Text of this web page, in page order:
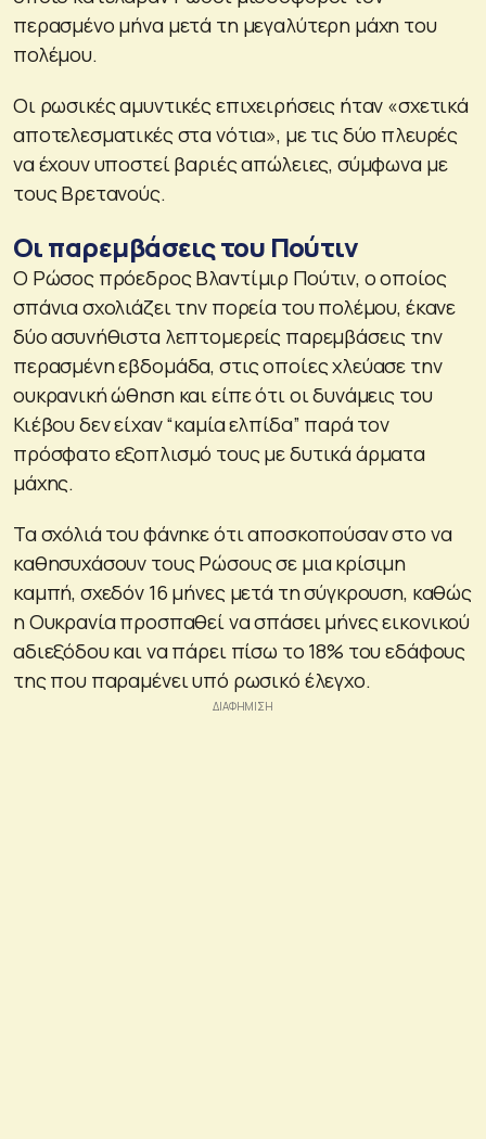
περασμένο μήνα μετά τη μεγαλύτερη μάχη του
πολέμου.
Οι ρωσικές αμυντικές επιχειρήσεις ήταν «σχετικά
αποτελεσματικές στα νότια», με τις δύο πλευρές
να έχουν υποστεί βαριές απώλειες, σύμφωνα με
τους Βρετανούς.
Οι παρεμβάσεις του Πούτιν
Ο Ρώσος πρόεδρος Βλαντίμιρ Πούτιν, ο οποίος
σπάνια σχολιάζει την πορεία του πολέμου, έκανε
δύο ασυνήθιστα λεπτομερείς παρεμβάσεις την
περασμένη εβδομάδα, στις οποίες χλεύασε την
ουκρανική ώθηση και είπε ότι οι δυνάμεις του
Κιέβου δεν είχαν “καμία ελπίδα” παρά τον
πρόσφατο εξοπλισμό τους με δυτικά άρματα
μάχης.
Τα σχόλιά του φάνηκε ότι αποσκοπούσαν στο να
καθησυχάσουν τους Ρώσους σε μια κρίσιμη
καμπή, σχεδόν 16 μήνες μετά τη σύγκρουση, καθώς
η Ουκρανία προσπαθεί να σπάσει μήνες εικονικού
αδιεξόδου και να πάρει πίσω το 18% του εδάφους
της που παραμένει υπό ρωσικό έλεγχο.